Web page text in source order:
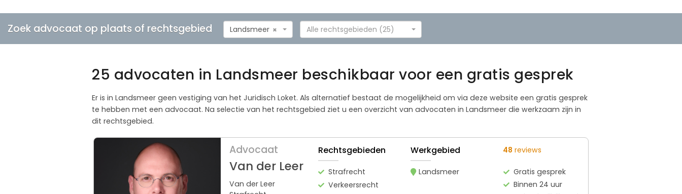
Zoek advocaat op plaats of rechtsgebied ×
Landsmeer Alle rechtsgebieden (25)
25 advocaten in Landsmeer beschikbaar voor een gratis gesprek
Er is in Landsmeer geen vestiging van het Juridisch Loket. Als alternatief bestaat de mogelijkheid om via deze website een gratis gesprek
te hebben met een advocaat. Na selectie van het rechtsgebied ziet u een overzicht van advocaten in Landsmeer die werkzaam zijn in
dit rechtsgebied.
Advocaat
Van der Leer
Van der Leer
Rechtsgebieden
Strafrecht
Verkeersrecht
Werkgebied
Landsmeer
48 reviews
Gratis gesprek
Binnen 24 uur